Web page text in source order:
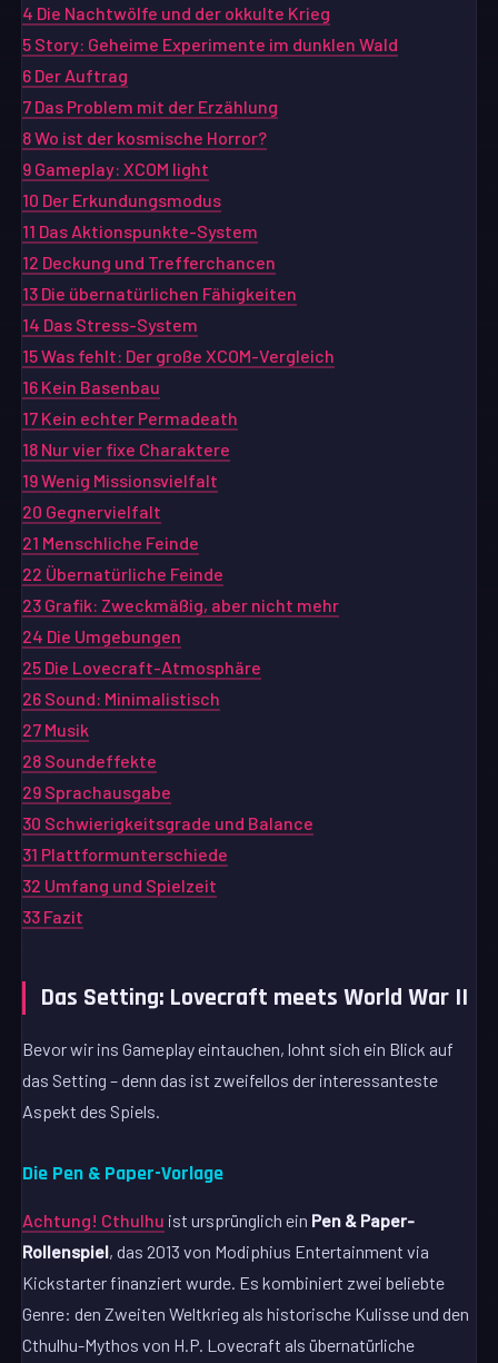
4 Die Nachtwölfe und der okkulte Krieg
5 Story: Geheime Experimente im dunklen Wald
6 Der Auftrag
7 Das Problem mit der Erzählung
8Wo ist der kosmische Horror?
9 Gameplay: XCOM light
10 Der Erkundungsmodus
11 Das Aktionspunkte-System
12 Deckung und Trefferchancen
13 Die übernatürlichen Fähigkeiten
14 Das Stress-System
15Was fehlt: Der große XCOM-Vergleich
16 Kein Basenbau
17 Kein echter Permadeath
18 Nur vier fixe Charaktere
19Wenig Missionsvielfalt
20 Gegnervielfalt
21 Menschliche Feinde
22 Übernatürliche Feinde
23 Grafik: Zweckmäßig, aber nicht mehr
24 Die Umgebungen
25 Die Lovecraft-Atmosphäre
26 Sound: Minimalistisch
27 Musik
28 Soundeffekte
29 Sprachausgabe
30 Schwierigkeitsgrade und Balance
31 Plattformunterschiede
32 Umfang und Spielzeit
33 Fazit
Das Setting: Lovecraft meets World War II
Bevor wir ins Gameplay eintauchen, lohnt sich ein Blick auf
das Setting – denn das ist zweifellos der interessanteste
Aspekt des Spiels.
Die Pen & Paper-Vorlage
Achtung! Cthulhu ist ursprünglich ein Pen & Paper-
Rollenspiel, das 2013 von Modiphius Entertainment via
Kickstarter finanziert wurde. Es kombiniert zwei beliebte
Genre: den Zweiten Weltkrieg als historische Kulisse und den
Cthulhu-Mythos von H.P. Lovecraft als übernatürliche